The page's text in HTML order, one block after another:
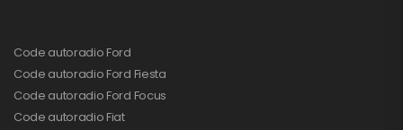
Code autoradio Ford
Code autoradio Ford Fiesta
Code autoradio Ford Focus
Code autoradio Fiat